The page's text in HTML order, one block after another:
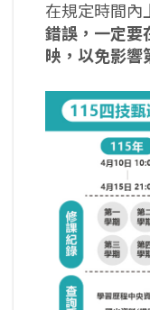
在規定時間內
錯誤，一定要
映，以免影響